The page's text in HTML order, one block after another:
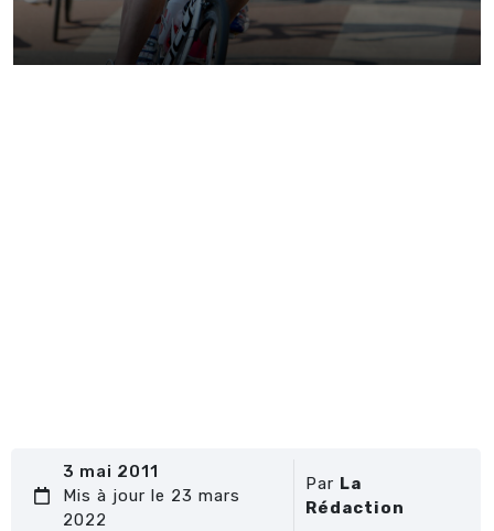
3 mai 2011
Mis à jour le 23 mars
2022
Par La
Rédaction